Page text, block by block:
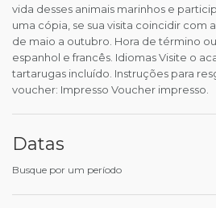
vida desses animais marinhos e
uma cópia, se sua visita coincidir com
de maio a outubro. Hora de término
espanhol e francês. Idiomas Visite o
tartarugas incluído. Instruções para
voucher: Impresso Voucher impresso.
Datas
Busque por um período